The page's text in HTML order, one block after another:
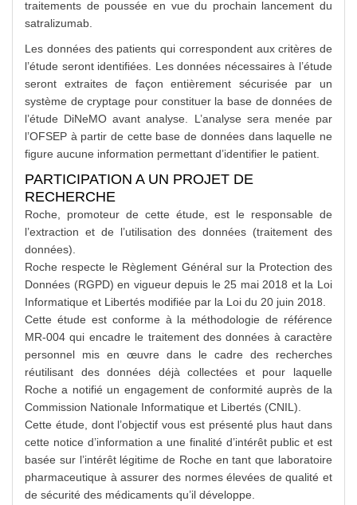
traitements de poussée en vue du prochain lancement du
satralizumab.
Les données des patients qui correspondent aux critères de
l’étude seront identifiées. Les données nécessaires à l’étude
seront extraites de façon entièrement sécurisée par un
système de cryptage pour constituer la base de données de
l’étude DiNeMO avant analyse. L’analyse sera menée par
l’OFSEP à partir de cette base de données dans laquelle ne
figure aucune information permettant d’identifier le patient.
PARTICIPATION A UN PROJET DE
RECHERCHE
Roche, promoteur de cette étude, est le responsable de
l’extraction et de l’utilisation des données (traitement des
données).
Roche respecte le Règlement Général sur la Protection des
Données (RGPD) en vigueur depuis le 25 mai 2018 et la Loi
Informatique et Libertés modifiée par la Loi du 20 juin 2018.
Cette étude est conforme à la méthodologie de référence
MR-004 qui encadre le traitement des données à caractère
personnel mis en œuvre dans le cadre des recherches
réutilisant des données déjà collectées et pour laquelle
Roche a notifié un engagement de conformité auprès de la
Commission Nationale Informatique et Libertés (CNIL).
Cette étude, dont l’objectif vous est présenté plus haut dans
cette notice d’information a une finalité d’intérêt public et est
basée sur l’intérêt légitime de Roche en tant que laboratoire
pharmaceutique à assurer des normes élevées de qualité et
de sécurité des médicaments qu’il développe.